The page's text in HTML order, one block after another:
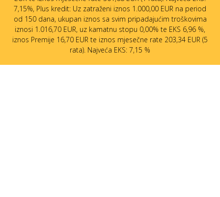
7,15%, Plus kredit: Uz zatraženi iznos 1.000,00 EUR na period
od 150 dana, ukupan iznos sa svim pripadajućim troškovima
iznosi 1.016,70 EUR, uz kamatnu stopu 0,00% te EKS 6,96 %,
iznos Premije 16,70 EUR te iznos mjesečne rate 203,34 EUR (5
rata). Najveća EKS: 7,15 %